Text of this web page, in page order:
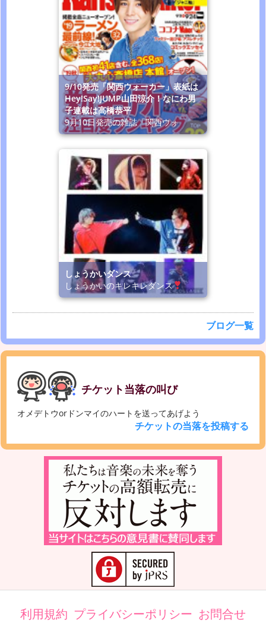
9/10発売「関西ウォーカー」表紙は
Hey!Say!JUMP山田涼介！なにわ男
子連載は高橋恭平
9月10日発売の雑誌「関西ウォ
しょうかいダンス
しょうかいのキレキレダンス
ブログ一覧
チケット当落の叫び
オメデトウorドンマイのハートを送ってあげよう
チケットの当落を投稿する
利用規約 プライバシーポリシー お問合せ